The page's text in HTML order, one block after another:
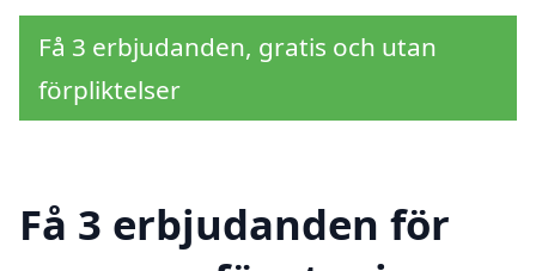
Få 3 erbjudanden, gratis och utan
förpliktelser
Få 3 erbjudanden för